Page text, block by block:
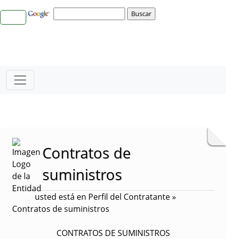
Contratos de
suministros
usted está en Perfil del Contratante »
Contratos de suministros
CONTRATOS DE SUMINISTROS